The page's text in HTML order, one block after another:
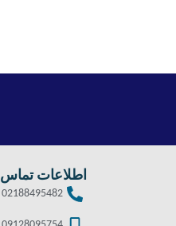
اطلاعات تماس
02188495482